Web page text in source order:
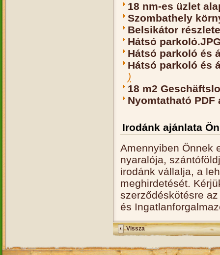
18 nm-es üzlet
Szombathely
Belsikátor
Hátsó
Hátsó parkoló és
Hátsó parkoló és
)
18 m2
Nyomtatható PDF
Irodánk ajánlata
Amennyiben Önnek
nyaralója,
irodánk vállalja, a
meghirdetését.
szerződéskötésre
és
Vissza